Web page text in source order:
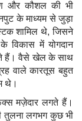
और कौशल की भी
के माध्यम से जुड़ा
शामिल थे, जिसने
विकास में योगदान
हैं। वैसे खेल के साथ
वाले कारतूस बहुत
थे।
मज़ेदार लगते हैं।
तुलना लगभग कुछ भी